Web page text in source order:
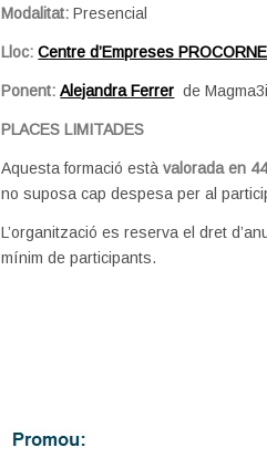
Modalitat:Presencial
Lloc:Centre d’Empreses
Ponent:Alejandra Ferrer de
PLACES LIMITADES
Aquesta formació estàvalorada en
no suposa cap despesa per al
L’organització es reserva el dret
mínim de participants.